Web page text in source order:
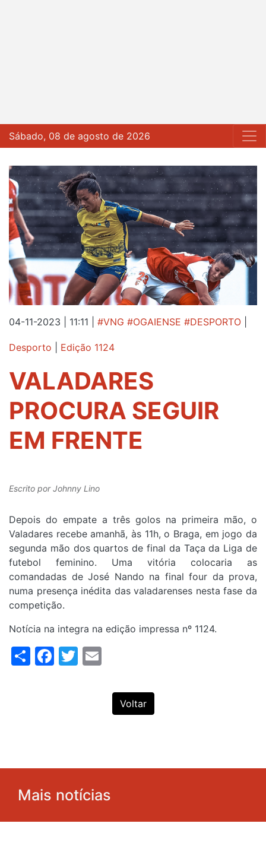
Sábado, 08 de agosto de 2026
04-11-2023 | 11:11 #VNG #OGAIENSE #DESPORTO
Desporto Edição 1124
VALADARES
PROCURA SEGUIR
EM FRENTE
Escrito porJohnny Lino
Depois do empate a três golos na primeira mão, o
Valadares recebe amanhã, às 11h, o Braga, em jogo da
segunda mão dos quartos de final da Taça da Liga de
futebol feminino. Uma vitória colocaria as
comandadas de José Nando na final four da prova,
numa presença inédita das valadarenses nesta fase da
competição.
Notícia na integra na edição impressa nº 1124.
ShareFacebook
Twitter
Voltar
Mais notícias